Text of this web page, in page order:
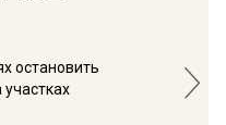
остановить